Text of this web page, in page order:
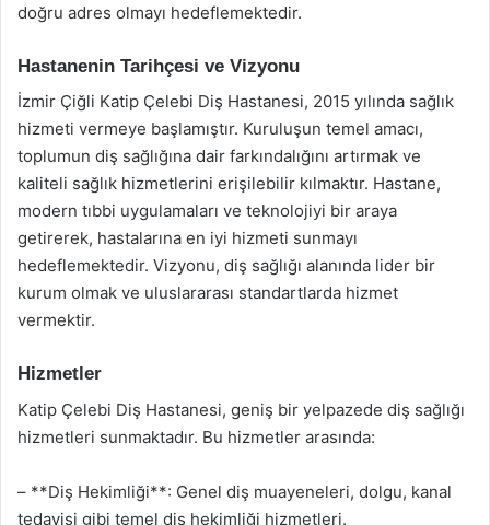
doğru adres olmayı hedeflemektedir.
Hastanenin Tarihçesi ve Vizyonu
İzmir Çiğli Katip Çelebi Diş Hastanesi, 2015 yılında sağlık
hizmeti vermeye başlamıştır. Kuruluşun temel amacı,
toplumun diş sağlığına dair farkındalığını artırmak ve
kaliteli sağlık hizmetlerini erişilebilir kılmaktır. Hastane,
modern tıbbi uygulamaları ve teknolojiyi bir araya
getirerek, hastalarına en iyi hizmeti sunmayı
hedeflemektedir. Vizyonu, diş sağlığı alanında lider bir
kurum olmak ve uluslararası standartlarda hizmet
vermektir.
Hizmetler
Katip Çelebi Diş Hastanesi, geniş bir yelpazede diş sağlığı
hizmetleri sunmaktadır. Bu hizmetler arasında:
– **Diş Hekimliği**: Genel diş muayeneleri, dolgu, kanal
tedavisi gibi temel diş hekimliği hizmetleri.